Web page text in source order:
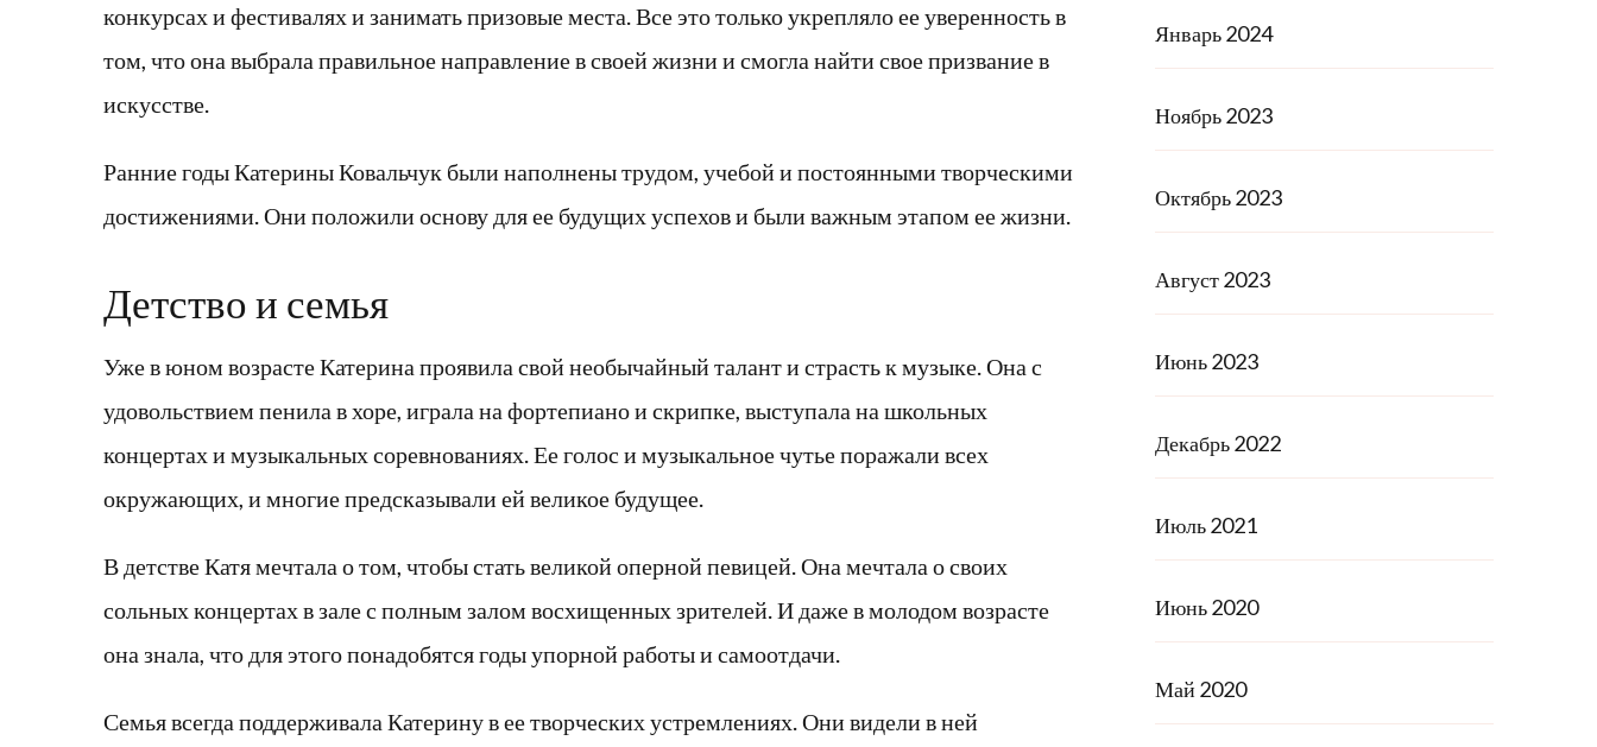
конкурсах и фестивалях и занимать призовые места. Все это только укрепляло ее уверенность в
том, что она выбрала правильное направление в своей жизни и смогла найти свое призвание в
искусстве.
Ранние годы Катерины Ковальчук были наполнены трудом, учебой и постоянными творческими
достижениями. Они положили основу для ее будущих успехов и были важным этапом ее жизни.
Детство и семья
Уже в юном возрасте Катерина проявила свой необычайный талант и страсть к музыке. Она с
удовольствием пенила в хоре, играла на фортепиано и скрипке, выступала на школьных
концертах и музыкальных соревнованиях. Ее голос и музыкальное чутье поражали всех
окружающих, и многие предсказывали ей великое будущее.
В детстве Катя мечтала о том, чтобы стать великой оперной певицей. Она мечтала о своих
сольных концертах в зале с полным залом восхищенных зрителей. И даже в молодом возрасте
она знала, что для этого понадобятся годы упорной работы и самоотдачи.
Семья всегда поддерживала Катерину в ее творческих устремлениях. Они видели в ней
Январь 2024
Ноябрь 2023
Октябрь 2023
Август 2023
Июнь 2023
Декабрь 2022
Июль 2021
Июнь 2020
Май 2020